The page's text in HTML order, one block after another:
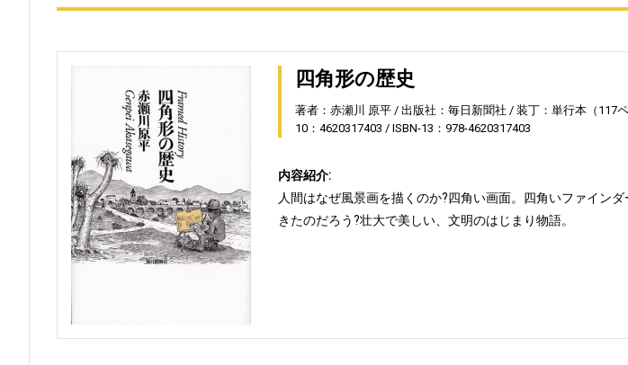
四角形の歴史
著者：赤瀬川 原平 出版社：毎日新聞社 装丁：単行本（117ペ
10：4620317403
ISBN-13：978-4620317403
内容紹介:
人間はなぜ風景画を描くのか?四角い画面。四角いファイン
きたのだろう?壮大で美しい、文明のはじまり物語。